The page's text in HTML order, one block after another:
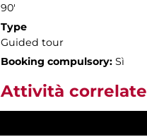
90'
Type
Guided tour
Booking compulsory: Sì
Attività correlate